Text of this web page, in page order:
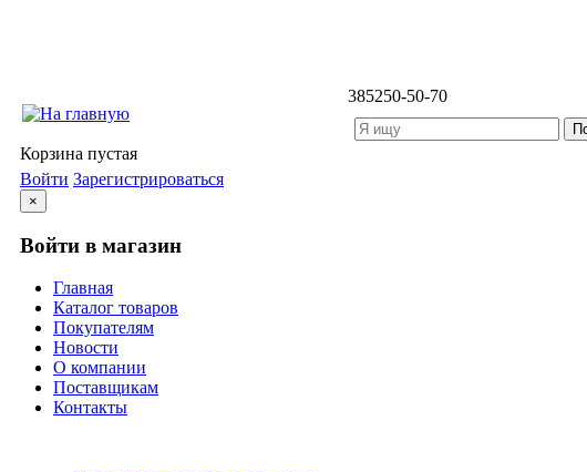
385250-50-70
Корзина пустая
Войти Зарегистрироваться
×
Войти в магазин
Главная
Каталог товаров
Покупателям
Новости
О компании
Поставщикам
Контакты